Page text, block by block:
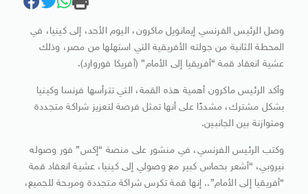
وصل الرئيس الفرنسي إيمانويل ماكرون، اليوم الأحد، إلى كينيا، في
المحطة الثانية من جولته الأفريقية التي استهلها من مصر، وذلك
عشية انعقاد قمة “أفريقيا إلى الأمام” (أفريكا فوروارد).
وأكد الرئيس ماكرون أهمية هذه القمة، التي تترأسها فرنسا وكينيا
بشكل مشترك، مشددًا على أنها تمثل فرصة لتعزيز شراكة متجددة
ومتوازنة بين الجانبين.
وكتب الرئيس الفرنسي، في منشور على منصة “إكس” فور وصوله
نيروبي، “أشعر بحماس كبير مع وصولي إلى كينيا، عشية انعقاد قمة
“أفريقيا إلى الأمام”.. إنها قمة تكرس شراكة متجددة ومربحة للجميع،